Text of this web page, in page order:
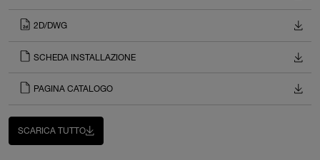
2D/DWG
SCHEDA INSTALLAZIONE
PAGINA CATALOGO
SCARICA TUTTO